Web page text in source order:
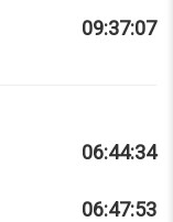
09:37:07
06:44:34
06:47:53